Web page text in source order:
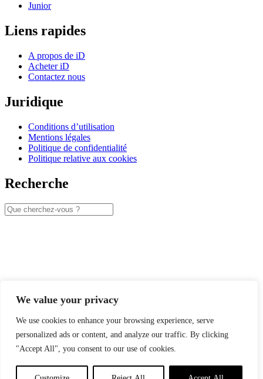
We value your privacy
We use cookies to enhance your browsing experience, serve
personalized ads or content, and analyze our traffic. By clicking
"Accept All", you consent to our use of cookies.
Junior
Liens rapides
A propos de iD
Acheter iD
Contactez nous
Juridique
Conditions d’utilisation
Mentions légales
Politique de confidentialité
Politique relative aux cookies
Recherche